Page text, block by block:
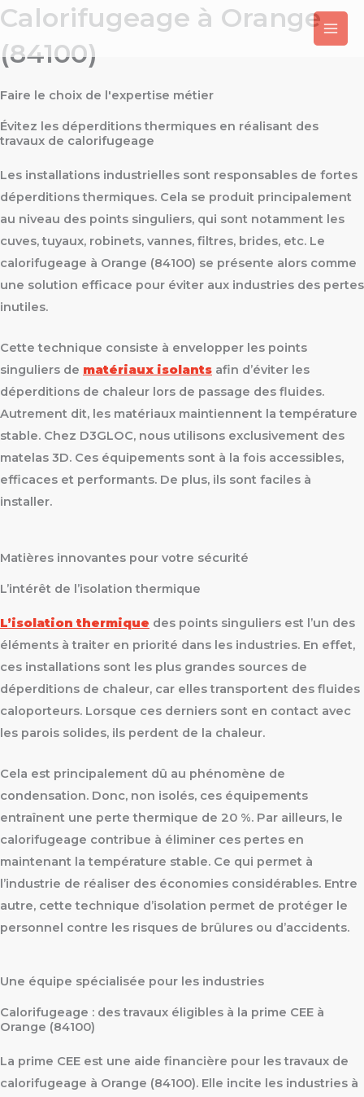
Aller
au
contenu
Calorifugeage à Orange
(84100)
Faire le choix de l'expertise métier
Évitez les déperditions thermiques en réalisant des
travaux de calorifugeage
Les installations industrielles sont responsables de fortes
déperditions thermiques. Cela se produit principalement
au niveau des points singuliers, qui sont notamment les
cuves, tuyaux, robinets, vannes, filtres, brides, etc. Le
calorifugeage à Orange (84100) se présente alors comme
une solution efficace pour éviter aux industries des pertes
inutiles.
Cette technique consiste à envelopper les points
singuliers de matériaux isolants afin d’éviter les
déperditions de chaleur lors de passage des fluides.
Autrement dit, les matériaux maintiennent la température
stable. Chez D3GLOC, nous utilisons exclusivement des
matelas 3D. Ces équipements sont à la fois accessibles,
efficaces et performants. De plus, ils sont faciles à
installer.
Matières innovantes pour votre sécurité
L’intérêt de l’isolation thermique
L’isolation thermique des points singuliers est l’un des
éléments à traiter en priorité dans les industries. En effet,
ces installations sont les plus grandes sources de
déperditions de chaleur, car elles transportent des fluides
caloporteurs. Lorsque ces derniers sont en contact avec
les parois solides, ils perdent de la chaleur.
Cela est principalement dû au phénomène de
condensation. Donc, non isolés, ces équipements
entraînent une perte thermique de 20 %. Par ailleurs, le
calorifugeage contribue à éliminer ces pertes en
maintenant la température stable. Ce qui permet à
l’industrie de réaliser des économies considérables. Entre
autre, cette technique d’isolation permet de protéger le
personnel contre les risques de brûlures ou d’accidents.
Une équipe spécialisée pour les industries
Calorifugeage : des travaux éligibles à la prime CEE à
Orange (84100)
La prime CEE est une aide financière pour les travaux de
calorifugeage à Orange (84100). Elle incite les industries à